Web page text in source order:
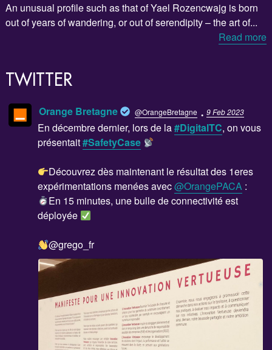
An unusual profile such as that of Yael Rozencwajg is born
out of years of wandering, or out of serendipity – the art of...
Read more
TWITTER
Orange Bretagne @OrangeBretagne · 9 Feb 2023
En décembre dernier, lors de la#DigitalTC, on vous
présentait#SafetyCase
Découvrez dès maintenant le résultat des 1eres
expérimentations menées avec@OrangePACA:
En 15 minutes, une bulle de connectivité est
déployée
@grego_fr